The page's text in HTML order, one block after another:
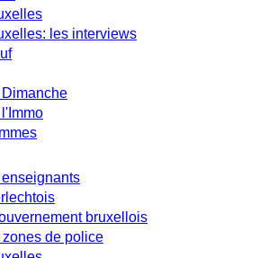
les interviews
bruxellois
de police